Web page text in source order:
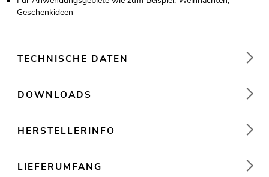
Geschenkideen
TECHNISCHE DATEN
DOWNLOADS
HERSTELLERINFO
LIEFERUMFANG